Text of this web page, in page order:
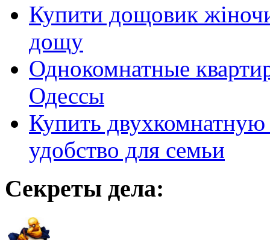
Купити дощовик
дощу
Однокомнатные
Одессы
Купить
удобство для семьи
Секреты дела: